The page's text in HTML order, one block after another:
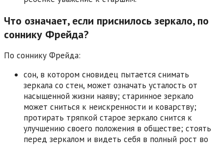
Что означает, если приснилось зеркало, по
соннику Фрейда?
По соннику Фрейда:
сон, в котором сновидец пытается снимать
зеркала со стен, может означать усталость от
насыщенной жизни наяву; старинное зеркало
может сниться к неискренности и коварству;
протирать тряпкой старое зеркало снится к
улучшению своего положения в обществе; стоять
перед зеркалом и видеть себя в полный рост во